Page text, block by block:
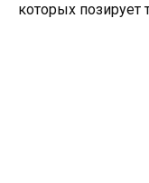
которых позирует